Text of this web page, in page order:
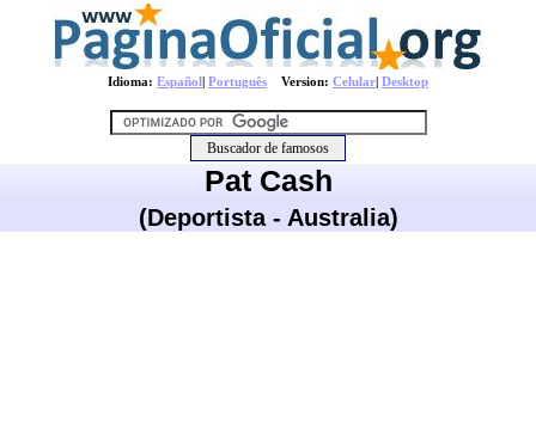
Idioma: Español| Português Version: Celular| Desktop
Pat Cash
(Deportista - Australia)